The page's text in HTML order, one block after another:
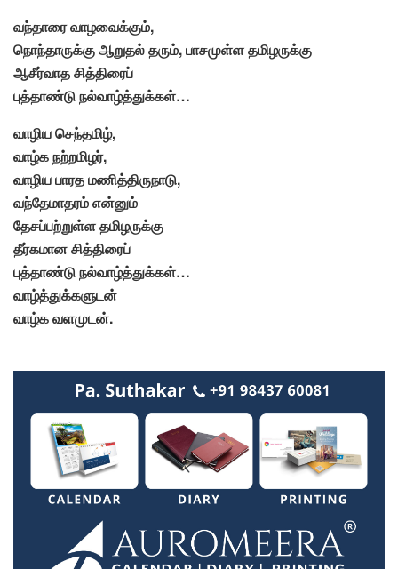
வந்தாரை வாழவைக்கும்,
நொந்தாருக்கு ஆறுதல் தரும், பாசமுள்ள தமிழருக்கு
ஆசீர்வாத சித்திரைப்
புத்தாண்டு நல்வாழ்த்துக்கள்…
வாழிய செந்தமிழ்,
வாழ்க நற்றமிழர்,
வாழிய பாரத மணித்திருநாடு,
வந்தேமாதரம் என்னும்
தேசப்பற்றுள்ள தமிழருக்கு
தீர்கமான சித்திரைப்
புத்தாண்டு நல்வாழ்த்துக்கள்…
வாழ்த்துக்களுடன்
வாழ்க வளமுடன்.